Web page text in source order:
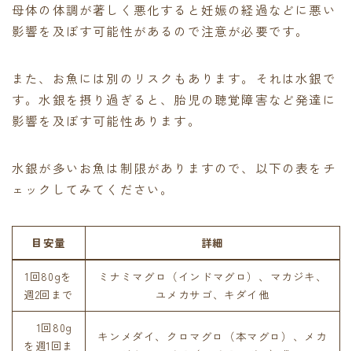
母体の体調が著しく悪化すると妊娠の経過などに悪い
影響を及ぼす可能性があるので注意が必要です。
また、お魚には別のリスクもあります。それは水銀で
す。水銀を摂り過ぎると、胎児の聴覚障害など発達に
影響を及ぼす可能性あります。
水銀が多いお魚は制限がありますので、以下の表をチ
ェックしてみてください。
目安量 詳細
1回80gを
週2回まで
ミナミマグロ（インドマグロ）、マカジキ、
ユメカサゴ、キダイ他
1回80g
を週1回ま
キンメダイ、クロマグロ（本マグロ）、メカ